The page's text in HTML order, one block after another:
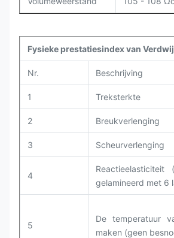
Fysieke prestatiesindex van
Nr. Beschrijving
1 Treksterkte
2 Breukverlenging
3 Scheurverlenging
4
gelamineerd met 6
5
De temperatuur
maken (geen